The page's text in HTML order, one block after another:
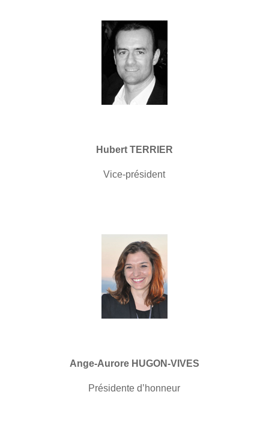
Hubert TERRIER
Vice-président
Ange-Aurore HUGON-VIVES
Présidente d’honneur